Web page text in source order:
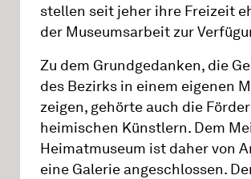
stellen seit jeher ihre Freizeit
der Museumsarbeit zur
Zu dem Grundgedanken, die
des Bezirks in einem eigenen
zeigen, gehörte auch die
heimischen Künstlern. Dem
Heimatmuseum ist daher von
eine Galerie angeschlossen.